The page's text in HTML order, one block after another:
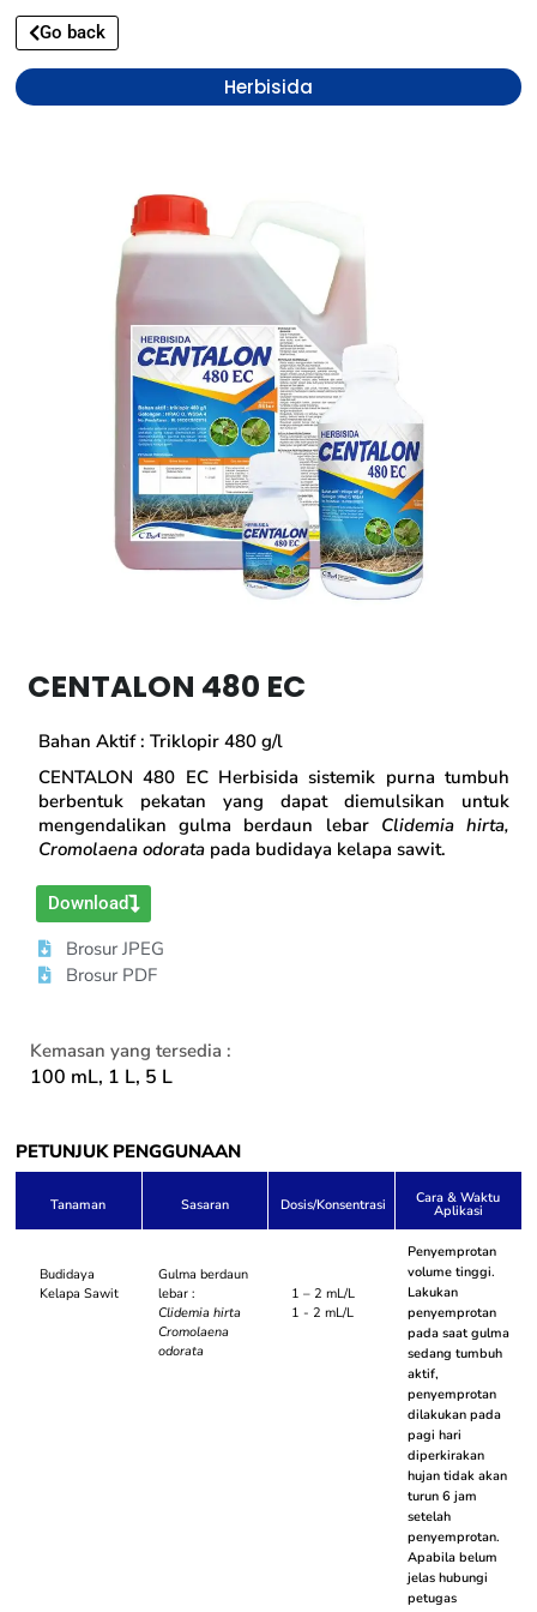
Go back
Herbisida
CENTALON 480 EC
Bahan Aktif : Triklopir 480 g/l
CENTALON 480 EC Herbisida sistemik purna tumbuh
berbentuk pekatan yang dapat diemulsikan untuk
mengendalikan gulma berdaun lebar Clidemia hirta,
Cromolaena odorata pada budidaya kelapa sawit.
Download
Brosur JPEG
Brosur PDF
Kemasan yang tersedia :
100 mL, 1 L, 5 L
PETUNJUK PENGGUNAAN
Tanaman Sasaran Dosis/Konsentrasi Cara & Waktu
Aplikasi
Budidaya
Kelapa Sawit
Gulma berdaun
lebar :
Clidemia hirta
Cromolaena
odorata
1 – 2 mL/L
1 - 2 mL/L
Penyemprotan
volume tinggi.
Lakukan
penyemprotan
pada saat gulma
sedang tumbuh
aktif,
penyemprotan
dilakukan pada
pagi hari
diperkirakan
hujan tidak akan
turun 6 jam
setelah
penyemprotan.
Apabila belum
jelas hubungi
petugas